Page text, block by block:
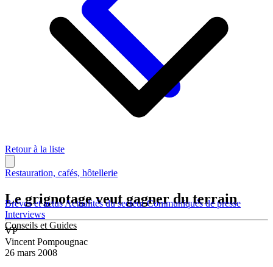
Brèves et actusActualités du secteurCommuniqués de presse
Interviews
Conseils et Guides
Retour à la liste
Restauration, cafés, hôtellerie
Le grignotage veut gagner du terrain
VP
Vincent Pompougnac
26 mars 2008